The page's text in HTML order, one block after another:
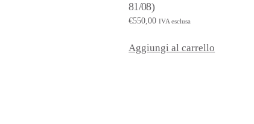
81/08)
€550,00 IVA esclusa
Aggiungi al carrello